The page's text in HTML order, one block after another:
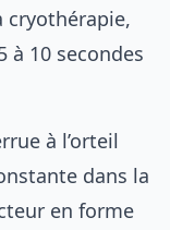
cryothérapie,
à 10 secondes
à l’orteil
dans la
en forme